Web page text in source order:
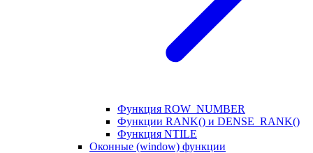
Функция ROW_NUMBER
Функции RANK() и DENSE_RANK()
Функция NTILE
Оконные (window) функции